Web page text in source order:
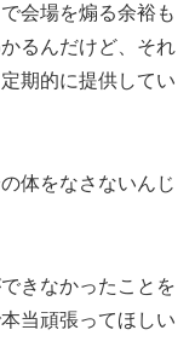
会場を煽る余裕も
るんだけど、それ
期的に提供してい
体をなさないんじ
きなかったことを
当頑張ってほしい